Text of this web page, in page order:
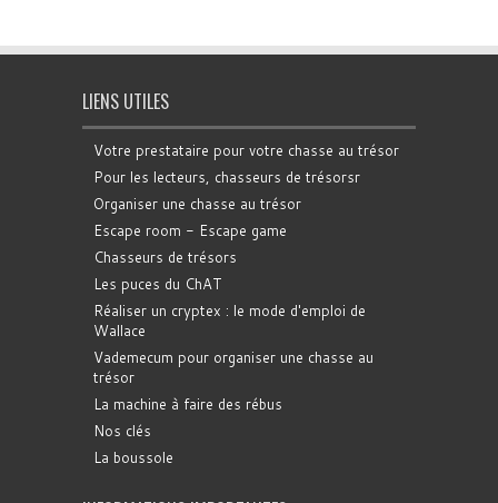
LIENS UTILES
Votre prestataire pour votre chasse au trésor
Pour les lecteurs, chasseurs de trésorsr
Organiser une chasse au trésor
Escape room - Escape game
Chasseurs de trésors
Les puces du ChAT
Réaliser un cryptex : le mode d'emploi de
Wallace
Vademecum pour organiser une chasse au
trésor
La machine à faire des rébus
Nos clés
La boussole